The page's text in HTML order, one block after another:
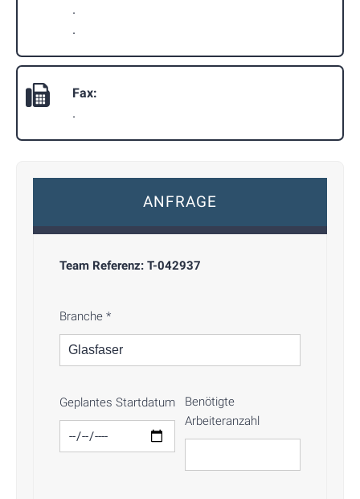
.
.
Fax:
.
ANFRAGE
Team Referenz: T-042937
Branche *
Geplantes Startdatum
Benötigte
Arbeiteranzahl